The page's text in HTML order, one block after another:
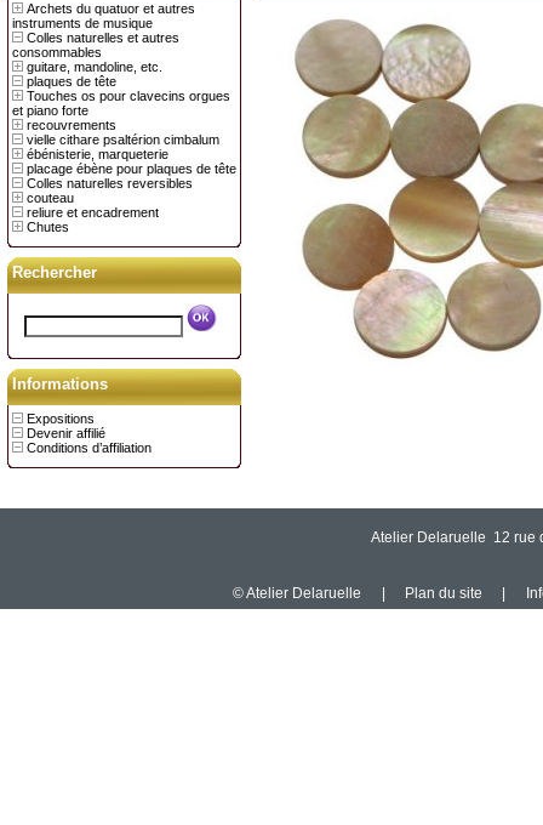
Archets du quatuor et autres
instruments de musique
Colles naturelles et autres
consommables
guitare, mandoline, etc.
plaques de tête
Touches os pour clavecins orgues
et piano forte
recouvrements
vielle cithare psaltérion cimbalum
ébénisterie, marqueterie
placage ébène pour plaques de tête
Colles naturelles reversibles
couteau
reliure et encadrement
Chutes
Rechercher
Informations
Expositions
Devenir affilié
Conditions d’affiliation
Atelier Delaruelle 12 rue
© Atelier Delaruelle Plan du site